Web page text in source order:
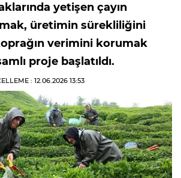
yetişen çayın
üretimin sürekliliğini
verimini korumak
proje başlatıldı.
: 12.06.2026 13:53